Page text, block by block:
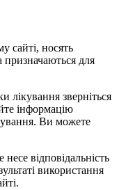
сайті, носять
для
лікування зверніться
інформацію
Ви можете
відповідальність
використання